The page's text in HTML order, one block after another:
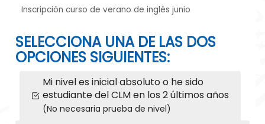
Inscripción curso de verano de inglés junio
SELECCIONA UNA DE LAS DOS
OPCIONES SIGUIENTES:
Mi nivel es inicial absoluto o he sido
estudiante del CLM en los 2 últimos años
(No necesaria prueba de nivel)